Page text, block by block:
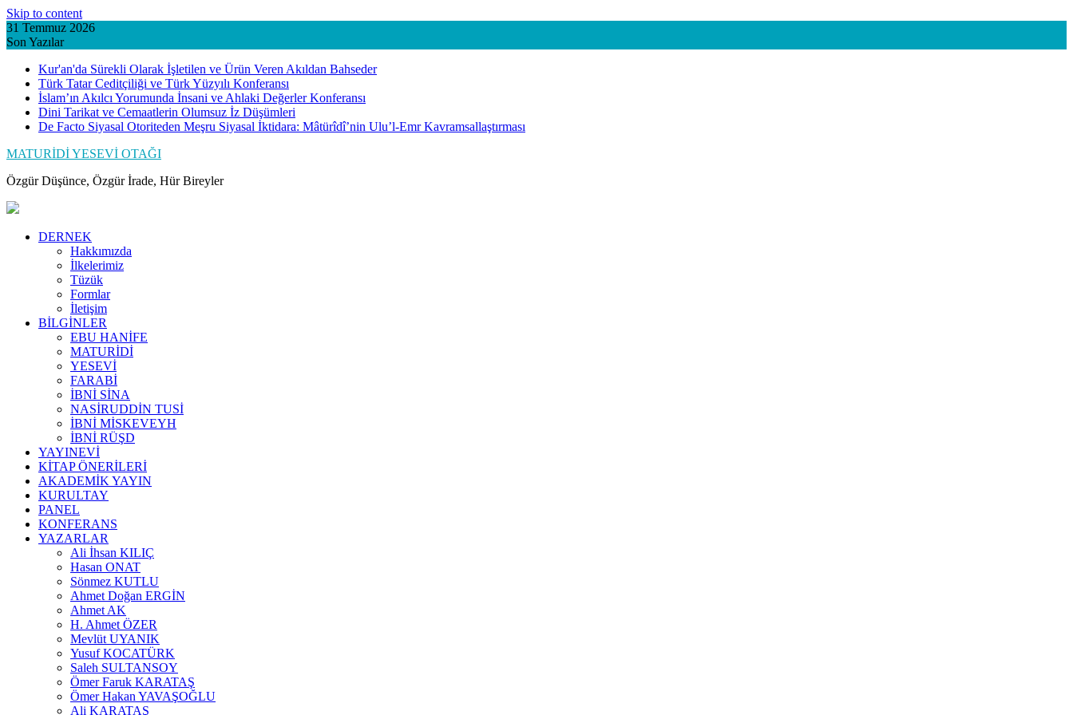
Skip to content
31 Temmuz 2026
Son Yazılar
Kur'an'da Sürekli Olarak İşletilen ve Ürün Veren Akıldan Bahseder
Türk Tatar Ceditçiliği ve Türk Yüzyılı Konferansı
İslam’ın Akılcı Yorumunda İnsani ve Ahlaki Değerler Konferansı
Dini Tarikat ve Cemaatlerin Olumsuz İz Düşümleri
De Facto Siyasal Otoriteden Meşru Siyasal İktidara: Mâtürîdî’nin Ulu’l-Emr Kavramsallaştırması
MATURİDİ YESEVİ OTAĞI
Özgür Düşünce, Özgür İrade, Hür Bireyler
DERNEK
Hakkımızda
İlkelerimiz
Tüzük
Formlar
İletişim
BİLGİNLER
EBU HANİFE
MATURİDİ
YESEVİ
FARABİ
İBNİ SİNA
NASİRUDDİN TUSİ
İBNİ MİSKEVEYH
İBNİ RÜŞD
YAYINEVİ
KİTAP ÖNERİLERİ
AKADEMİK YAYIN
KURULTAY
PANEL
KONFERANS
YAZARLAR
Ali İhsan KILIÇ
Hasan ONAT
Sönmez KUTLU
Ahmet Doğan ERGİN
Ahmet AK
H. Ahmet ÖZER
Mevlüt UYANIK
Yusuf KOCATÜRK
Saleh SULTANSOY
Ömer Faruk KARATAŞ
Ömer Hakan YAVAŞOĞLU
Ali KARATAŞ